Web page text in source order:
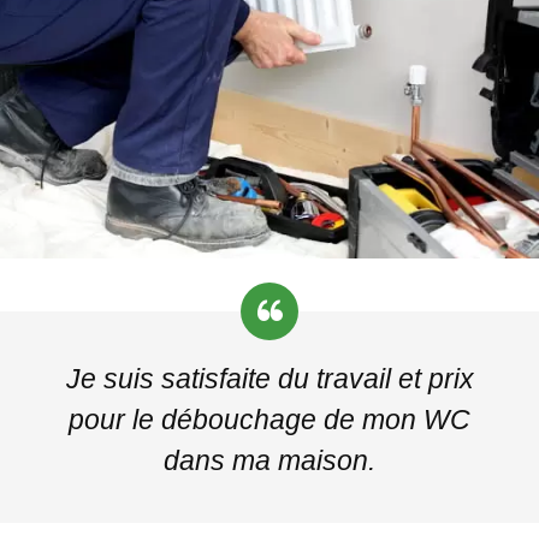
Je suis satisfaite du travail et prix
pour le débouchage de mon WC
dans ma maison.